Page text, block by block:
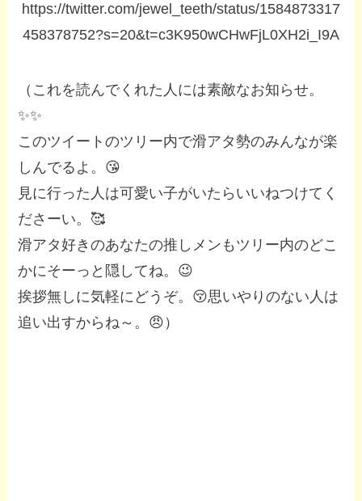
https://twitter.com/jewel_teeth/status/1584873317
458378752?s=20&t=c3K950wCHwFjL0XH2i_I9A
（これを読んでくれた人には素敵なお知らせ。
✨✨
このツイートのツリー内で滑アタ勢のみんなが楽
しんでるよ。😘
見に行った人は可愛い子がいたらいいねつけてく
ださーい。🥰
滑アタ好きのあなたの推しメンもツリー内のどこ
かにそーっと隠してね。😉
挨拶無しに気軽にどうぞ。😚思いやりのない人は
追い出すからね～。😠）